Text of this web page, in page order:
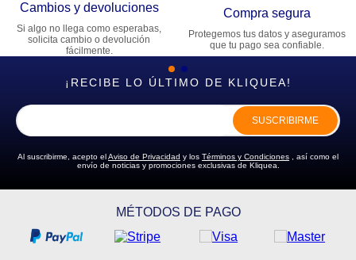
Cambios y devoluciones
Si algo no llega como esperabas,
solicita cambio o devolución
fácilmente.
Compra segura
Protegemos tus datos y aseguramos
que tu pago sea confiable.
¡RECIBE LO ÚLTIMO DE KLIQUEA!
SUSCRIBIRME
Al suscribirme, acepto elAviso de Privacidad y los Términos y Condiciones , así como el
envío de noticias y promociones exclusivas de Kliquea.
MÉTODOS DE PAGO